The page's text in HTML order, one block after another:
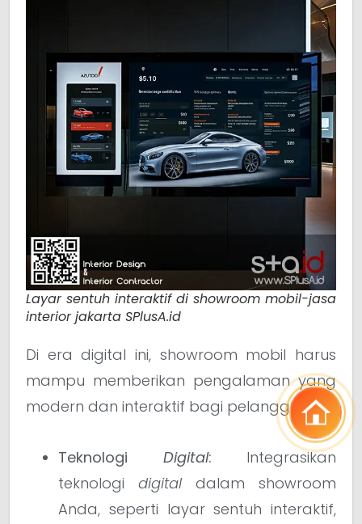
Layar sentuh interaktif di showroom mobil-jasa
interior jakarta SPlusA.id
Di era digital ini, showroom mobil harus
mampu memberikan pengalaman yang
modern dan interaktif bagi pelanggan.
Teknologi Digital: Integrasikan
teknologi digital dalam showroom
Anda, seperti layar sentuh interaktif,